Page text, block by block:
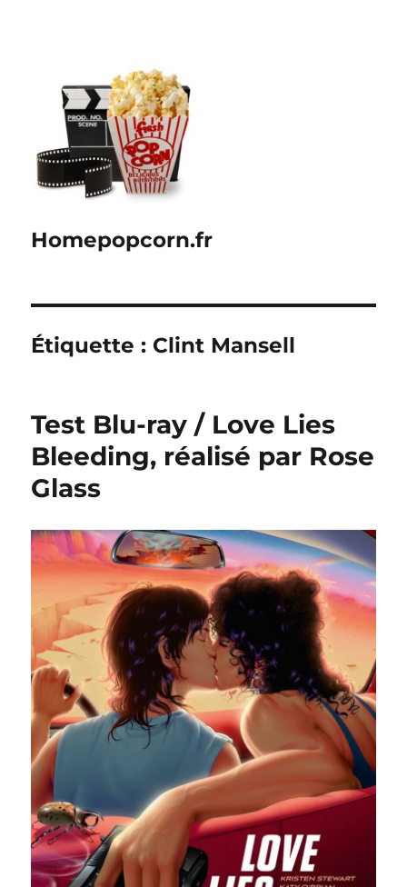
Homepopcorn.fr
Étiquette : Clint Mansell
Test Blu-ray / Love Lies
Bleeding, réalisé par Rose
Glass